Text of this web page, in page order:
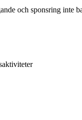
och sponsring inte